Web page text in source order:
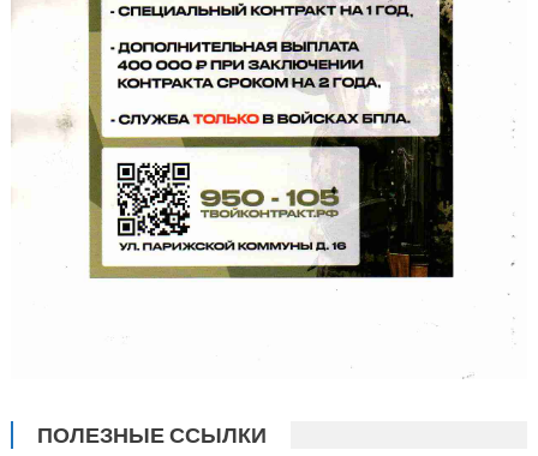
ПОЛЕЗНЫЕ ССЫЛКИ